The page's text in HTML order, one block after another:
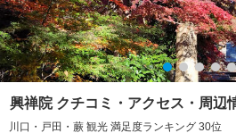
興禅院 クチコミ・アクセス・周辺
川口・戸田・蕨 観光 満足度ランキング 30位